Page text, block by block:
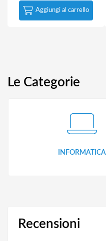
Aggiungi al carrello
Le Categorie
INFORMATICA
Recensioni